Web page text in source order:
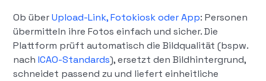
Ob überUpload-Link, Fotokiosk oder App: Personen
übermitteln ihre Fotos einfach und sicher. Die
Plattform prüft automatisch die Bildqualität (bspw.
nachICAO-Standards), ersetzt den Bildhintergrund,
schneidet passend zu und liefert einheitliche